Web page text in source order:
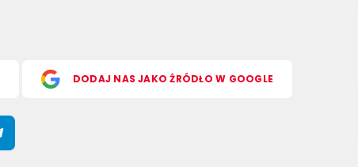
DODAJ NAS JAKO ŹRÓDŁO W GOOGLE